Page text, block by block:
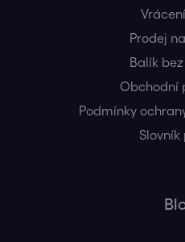
Prodej
Balík
Obchodní
Podmínky
Slovník